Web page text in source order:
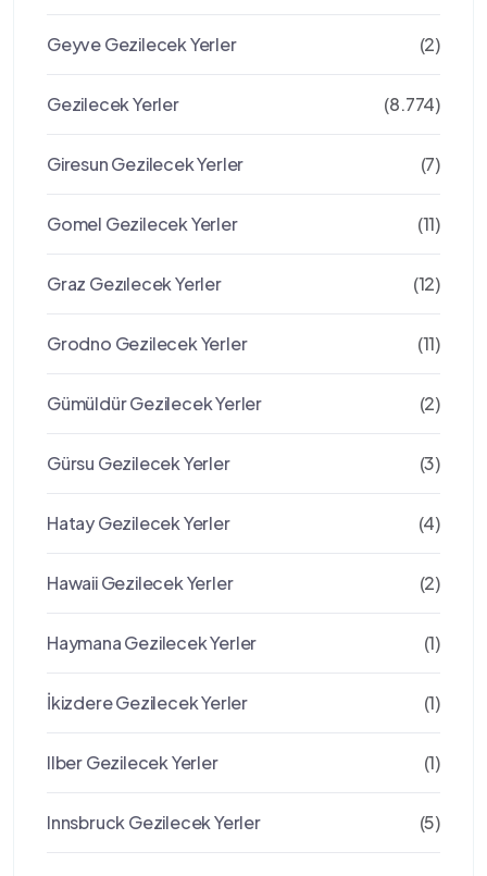
Geyve Gezilecek Yerler (2)
Gezilecek Yerler (8.774)
Giresun Gezilecek Yerler (7)
Gomel Gezilecek Yerler (11)
Graz Gezılecek Yerler (12)
Grodno Gezilecek Yerler (11)
Gümüldür Gezilecek Yerler (2)
Gürsu Gezilecek Yerler (3)
Hatay Gezilecek Yerler (4)
Hawaii Gezilecek Yerler (2)
Haymana Gezilecek Yerler (1)
İkizdere Gezilecek Yerler (1)
Ilber Gezilecek Yerler (1)
Innsbruck Gezilecek Yerler (5)